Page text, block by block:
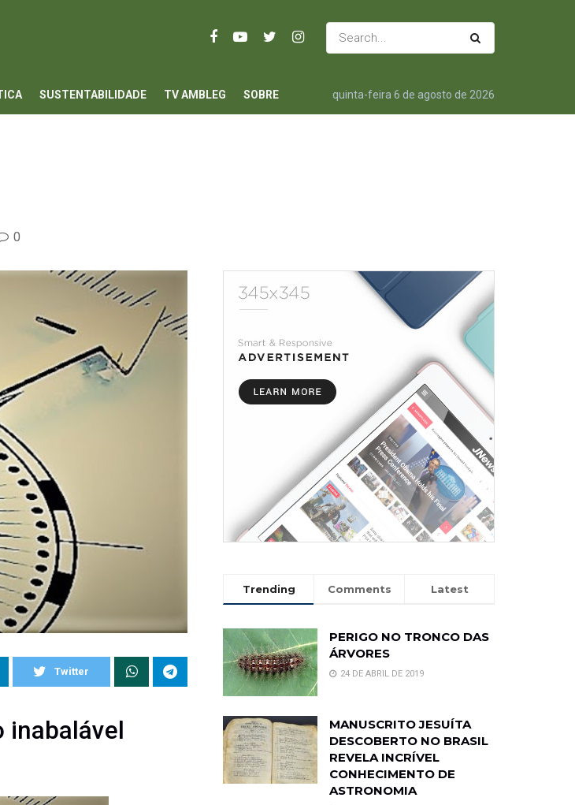
SUSTENTABILIDADE TV AMBLEG SOBRE quinta-feira 6 de agosto de 2026
0
Twitter
inabalável
Trending Comments Latest
PERIGO NO TRONCO DAS
ÁRVORES
24 DE ABRIL DE 2019
MANUSCRITO JESUÍTA
DESCOBERTO NO BRASIL
REVELA INCRÍVEL
CONHECIMENTO DE
ASTRONOMIA